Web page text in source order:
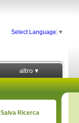
altro ▾
Select Language ▼
Salva Ricerca